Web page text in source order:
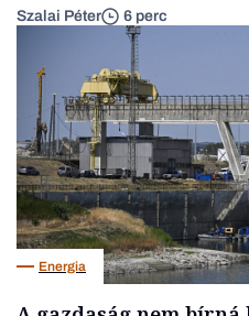
Szalai Péter 6 perc
Energia